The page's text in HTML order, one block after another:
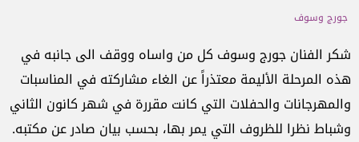
جورج وسوف
شكر الفنان جورج وسوف كل من واساه ووقف الى جانبه في
هذه المرحلة الأليمة معتذراً عن الغاء مشاركته في المناسبات
والمهرجانات والحفلات التي كانت مقررة في شهر كانون الثاني
وشباط نظرا للظروف التي يمر بها، بحسب بيان صادر عن مكتبه.